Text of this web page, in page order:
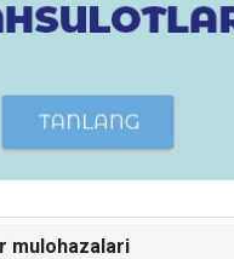
mulohazalari